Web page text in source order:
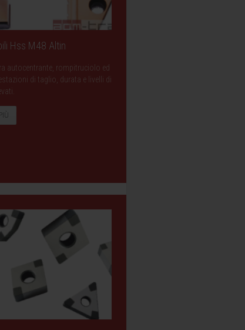
Hss M48 Altin
autocentrante, rompitruciolo ed
di taglio, durata e livelli di